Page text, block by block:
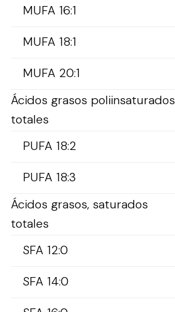
MUFA 16:1
MUFA 18:1
MUFA 20:1
Ácidos grasos poliinsaturados
totales
PUFA 18:2
PUFA 18:3
Ácidos grasos, saturados
totales
SFA 12:0
SFA 14:0